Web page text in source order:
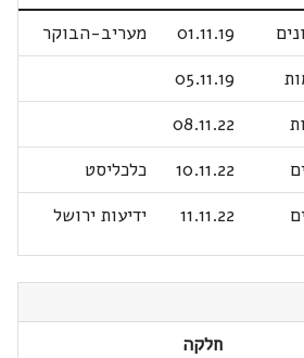
01.11.19
מעריב-הבוקר
05.11.19
08.11.22
10.11.22
כלכליסט
11.11.22 ידיעות ירושל
חלקה